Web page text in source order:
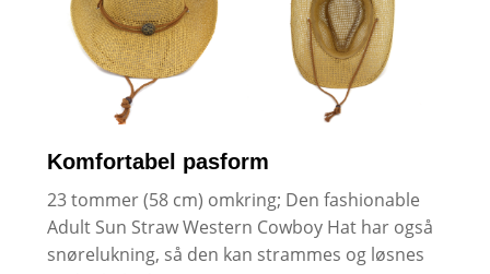
Komfortabel pasform
23 tommer (58 cm) omkring; Den fashionable
Adult Sun Straw Western Cowboy Hat har også
snørelukning, så den kan strammes og løsnes